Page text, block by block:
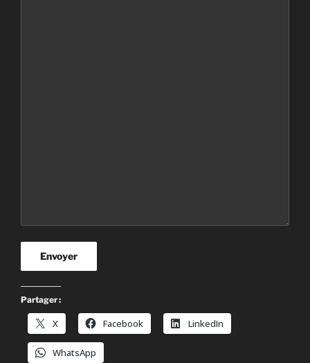
Envoyer
Partager :
X Facebook LinkedIn
WhatsApp